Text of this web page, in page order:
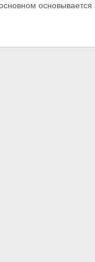
основывается